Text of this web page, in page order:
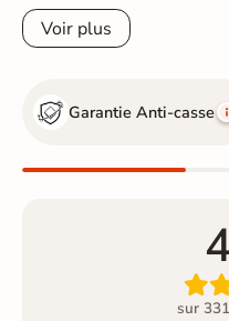
Voir plus
Garantie Anti-casse
sur